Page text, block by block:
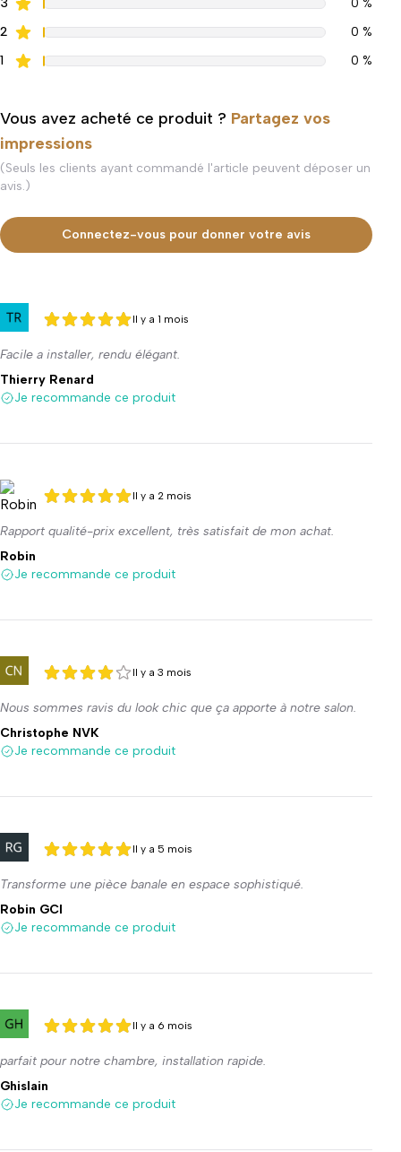
2
0 %
1
0 %
Vous avez acheté ce produit ? Partagez vos
impressions
(Seuls les clients ayant commandé l'article peuvent déposer un
avis.)
Connectez-vous pour donner votre avis
5 sur 5
5 sur 5
Il y a 1 mois
Facile a installer, rendu élégant.
Thierry Renard
Je recommande ce produit
5 sur 5
5 sur 5
Il y a 2 mois
Rapport qualité-prix excellent, très satisfait de mon achat.
Robin
Je recommande ce produit
4 sur 5
4 sur 5
Il y a 3 mois
Nous sommes ravis du look chic que ça apporte à notre salon.
Christophe NVK
Je recommande ce produit
5 sur 5
5 sur 5
Il y a 5 mois
Transforme une pièce banale en espace sophistiqué.
Robin GCI
Je recommande ce produit
5 sur 5
5 sur 5
Il y a 6 mois
parfait pour notre chambre, installation rapide.
Ghislain
Je recommande ce produit